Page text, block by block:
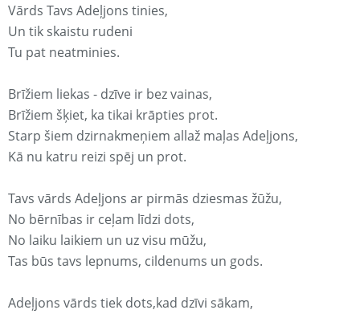
Vārds Tavs Adeļjons tinies,
Un tik skaistu rudeni
Tu pat neatminies.
Brīžiem liekas - dzīve ir bez vainas,
Brīžiem šķiet, ka tikai krāpties prot.
Starp šiem dzirnakmeņiem allaž maļas Adeļjons,
Kā nu katru reizi spēj un prot.
Tavs vārds Adeļjons ar pirmās dziesmas žūžu,
No bērnības ir ceļam līdzi dots,
No laiku laikiem un uz visu mūžu,
Tas būs tavs lepnums, cildenums un gods.
Adeļjons vārds tiek dots,kad dzīvi sākam,